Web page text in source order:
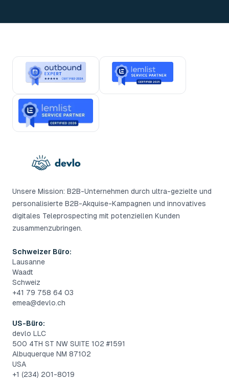
Unsere Mission: B2B-Unternehmen durch ultra-gezielte und
personalisierte B2B-Akquise-Kampagnen und innovatives
digitales Teleprospecting mit potenziellen Kunden
zusammenzubringen.
Schweizer Büro:
Lausanne
Waadt
Schweiz
+41 79 758 64 03
emea@devlo.ch
US-Büro:
devlo LLC
500 4TH ST NW SUITE 102 #1591
Albuquerque NM 87102
USA
+1 (234) 201-8019